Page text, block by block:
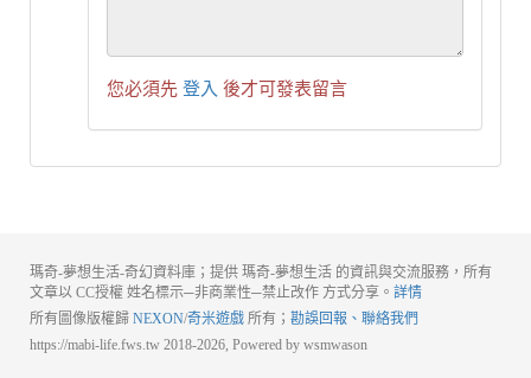
您必須先 登入 後才可發表留言
瑪奇-夢想生活-奇幻資料庫；提供 瑪奇-夢想生活 的資訊與交流服務，所有
文章以 CC授權 姓名標示─非商業性─禁止改作 方式分享。 詳情
所有圖像版權歸 NEXON/奇米遊戲 所有； 勘誤回報、聯絡我們
https://mabi-life.fws.tw 2018-2026, Powered by wsmwason